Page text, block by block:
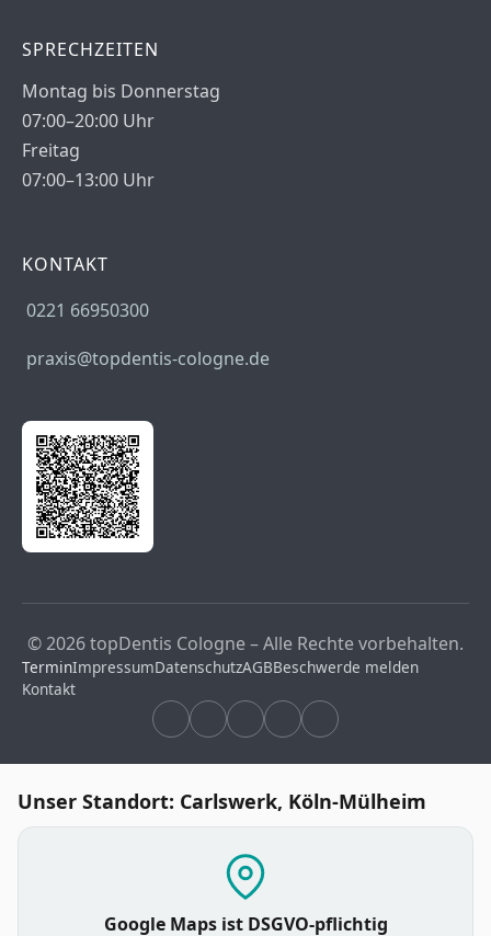
SPRECHZEITEN
Montag bis Donnerstag
07:00–20:00 Uhr
Freitag
07:00–13:00 Uhr
KONTAKT
0221 66950300
praxis@topdentis-cologne.de
© 2026 topDentis Cologne – Alle Rechte vorbehalten.
TerminImpressumDatenschutzAGBBeschwerde melden
Kontakt
Unser Standort: Carlswerk, Köln-Mülheim
Google Maps ist DSGVO-pflichtig